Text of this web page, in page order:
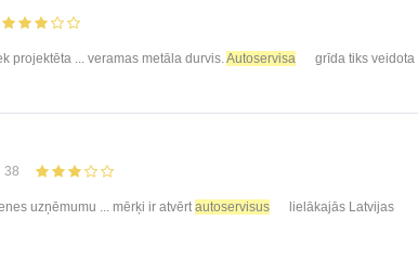
projektēta ... veramas metāla durvis.Autoservisa
grīda tiks veidota
38
uzņēmumu ... mērķi ir atvērt autoservisus
lielākajās Latvijas